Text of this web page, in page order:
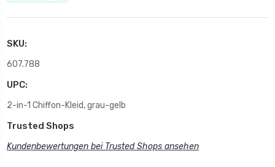
SKU:
607.788
UPC:
2-in-1 Chiffon-Kleid, grau-gelb
Trusted Shops
Kundenbewertungen bei Trusted Shops ansehen